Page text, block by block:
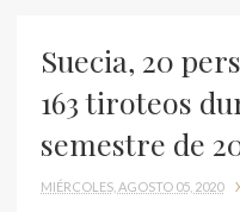
Suecia, 20
163 tiroteos
semestre de
MIÉRCOLES, AGOSTO 05, 2020